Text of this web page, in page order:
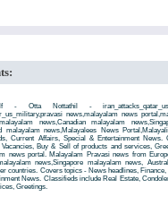
- Otta Nottathil -
news,malayalam news
news,Canadian malayalam
malayalam news,Malayalees News
Current Affairs, Special & Entertainment News.
Buy & Sell of products and services,
news portal. Malayalam Pravasi news from
news,Singapore malayalam news,
countries. Covers topics - News headlines,
News. Classifieds include Real Estate,
Greetings.